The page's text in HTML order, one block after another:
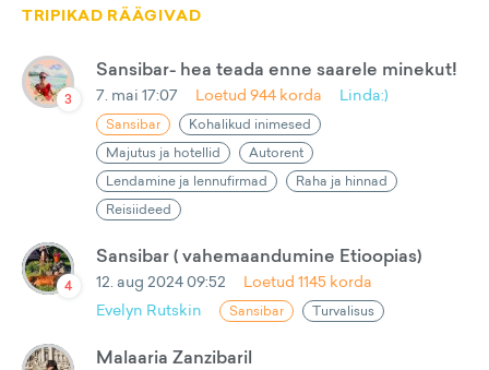
TRIPIKAD RÄÄGIVAD
3
Sansibar- hea teada enne saarele minekut!
7. mai 17:07 Loetud 944 korda Linda:)
Sansibar
Kohalikud inimesed
Majutus ja hotellid
Autorent
Lendamine ja lennufirmad
Raha ja hinnad
Reisiideed
4
Sansibar ( vahemaandumine Etioopias)
12. aug 2024 09:52 Loetud 1145 korda
Evelyn Rutskin
Sansibar Turvalisus
Malaaria Zanzibaril